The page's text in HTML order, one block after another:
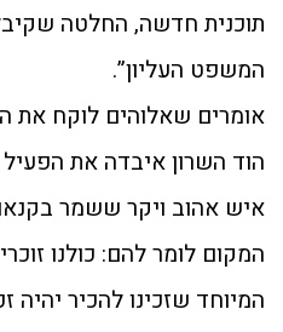
תוכנית חדשה, החלטה
המשפט העליון”.
אומרים שאלוהים לוקח את
הוד השרון איבדה את
איש אהוב ויקר ששמר
המקום לומר להם: כולנו
המיוחד שזכינו להכיר יהיה